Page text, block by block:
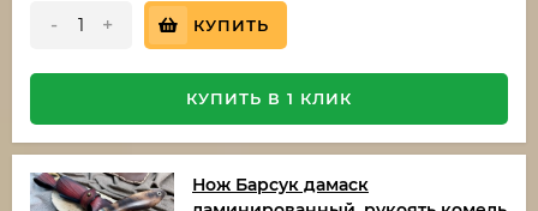
- + КУПИТЬ
КУПИТЬ В 1 КЛИК
Нож Барсук дамаск